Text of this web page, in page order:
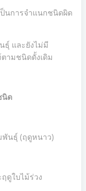
นการจำแนกชนิดผิด
ธุ์ และยังไม่มี
ามชนิดดั้งเดิม
นิด
นธุ์ (ฤดูหนาว)
ดูใบไม้ร่วง